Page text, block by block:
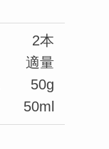
2本
適量
50g
50ml